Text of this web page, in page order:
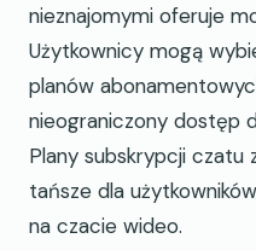
nieznajomymi oferuje
Użytkownicy mogą
planów
nieograniczony dostęp
Plany subskrypcji czatu
tańsze dla
na czacie wideo.